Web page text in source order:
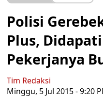
Polisi
Plus,
Pekerjanya
Tim Redaksi
Minggu, 5 Jul 2015 - 9:20